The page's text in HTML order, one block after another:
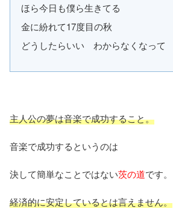
ほら今日も僕ら生きてる
金に紛れて17度目の秋
どうしたらいい わからなくなって
主人公の夢は音楽で成功すること。
音楽で成功するというのは
決して簡単なことではない茨の道です。
経済的に安定しているとは言えません。